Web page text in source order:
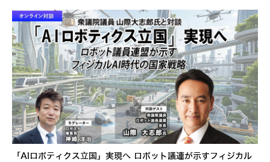
「AIロボティクス立国」実現へ ロボット議連が示すフィジカル